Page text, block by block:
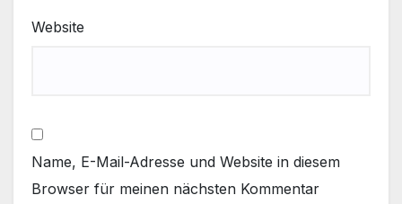
Website
Name, E-Mail-Adresse und Website in diesem
Browser für meinen nächsten Kommentar